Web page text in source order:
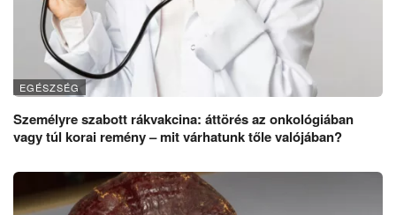
EGÉSZSÉG
Személyre szabott rákvakcina: áttörés az onkológiában
vagy túl korai remény – mit várhatunk tőle valójában?